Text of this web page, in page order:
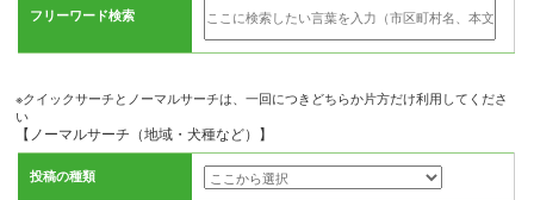
フリーワード検索
※クイックサーチとノーマルサーチは、一回につきどちらか片方だけ利用してくださ
い
【ノーマルサーチ（地域・犬種など）】
投稿の種類